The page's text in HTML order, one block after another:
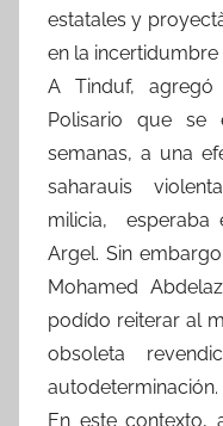
estatales y
en la incertidumbre
A Tinduf,
Polisario que se
semanas, a una
saharauis
milicia, esperaba
Argel. Sin
Mohamed
podído reiterar al
obsoleta
autodeterminación.
En este contexto,